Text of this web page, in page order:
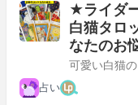
★ライダ
白猫タロ
なたのお
可愛い白猫
占い